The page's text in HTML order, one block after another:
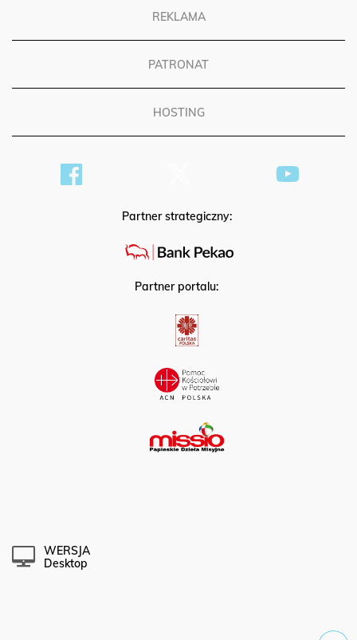
REKLAMA
PATRONAT
HOSTING
Partner strategiczny:
Partner portalu:
WERSJA
Desktop